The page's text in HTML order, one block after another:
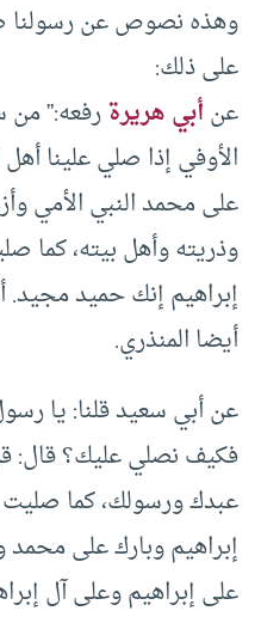
وهذه نصوص عن رسولنا
على ذلك:
عنأبي هريرةرفعه:” من
الأوفي إذا صلي علينا
على محمد النبي الأمي
وذريته وأهل بيته، كما
إبراهيم إنك حميد
أيضا المنذري.
عن أبي سعيد قلنا: يا
فكيف نصلي عليك؟ قال:
عبدك ورسولك، كما صليت
إبراهيم وبارك على
على إبراهيم وعلى آل